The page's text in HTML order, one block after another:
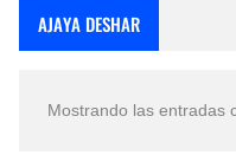
AJAYA DESHAR
Mostrando las entradas